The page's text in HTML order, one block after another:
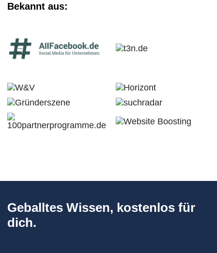
Bekannt aus:
Geballtes Wissen, kostenlos für
dich.